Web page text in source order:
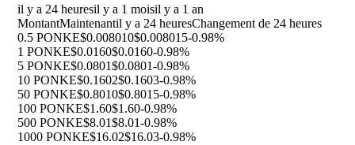
il y a 24 heuresil y a 1 moisil y a 1 an
MontantMaintenantil y a 24 heuresChangement de 24 heures
0.5 PONKE$0.008010$0.008015-0.98%
1 PONKE$0.0160$0.0160-0.98%
5 PONKE$0.0801$0.0801-0.98%
10 PONKE$0.1602$0.1603-0.98%
50 PONKE$0.8010$0.8015-0.98%
100 PONKE$1.60$1.60-0.98%
500 PONKE$8.01$8.01-0.98%
1000 PONKE$16.02$16.03-0.98%